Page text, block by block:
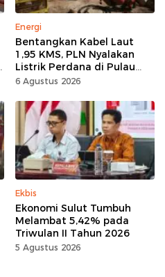
Energi
Bentangkan Kabel Laut
1,95 KMS, PLN Nyalakan
Listrik Perdana di Pulau
Dudepo, Desa Berlistrik di
6 Agustus 2026
Ekbis
Ekonomi Sulut Tumbuh
Melambat 5,42% pada
Triwulan II Tahun 2026
5 Agustus 2026